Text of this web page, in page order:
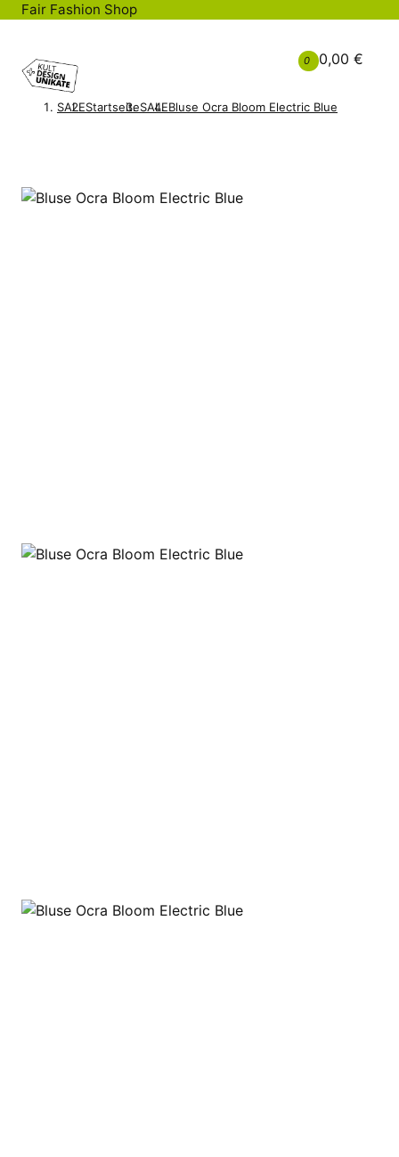
Fair Fashion Shop
0 0,00 €
SALEStartseiteSALEBluse Ocra Bloom Electric Blue